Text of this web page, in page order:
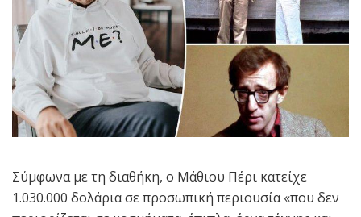
Σύμφωνα με τη διαθήκη, ο Μάθιου Πέρι κατείχε
1.030.000 δολάρια σε προσωπική περιουσία «που δεν